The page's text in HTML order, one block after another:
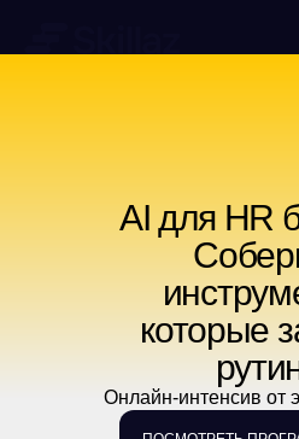
О КОМПАНИИ
МЕРОПРИЯТИЯ
РАБОТА В SKILLAZ
ОБУЧЕНИЕ ИИ
ПРЕСС-ЦЕНТР
AI для HR
которые
Онлайн-интенсив от